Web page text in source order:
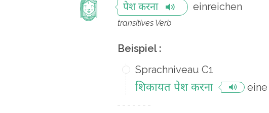
पेश करना einreichen
transitives Verb
Beispiel :
Sprachniveau C1
शिकायत पेश करना